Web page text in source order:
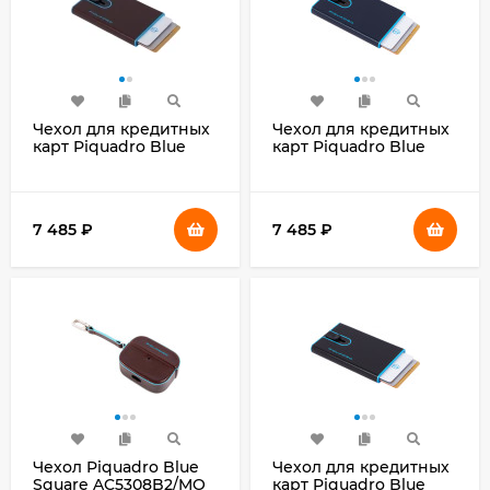
Чехол для кредитных
карт Piquadro Blue
7 485 ₽
Чехол для кредитных
карт Piquadro Blue
7 485 ₽
Чехол Piquadro Blue
Square AC5308B2/MO
Чехол для кредитных
карт Piquadro Blue